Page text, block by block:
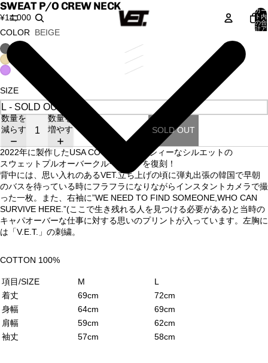
カー
ト内
の合
計ア
SWEAT P/O CREW NECK
¥14,000
COLOR
BEIGE
SIZE
数量を
減らす
数量を
増やす
SOLD OUT
2022年に製作したUSA COTTONでボクシィーなシルエットの
スウェットプルオーバークルーネックを復刻！
背中には、思い入れのあるVET.立ち上げの頃に弾丸出張の韓国で早朝
のバスを待っている時にフラフラになりながらインスタントカメラで撮
った一枚。また、右袖に”WE NEED TO FIND SOMEONE,WHO CAN
SURVIVE HERE.”(ここで生き残れる人を見つける必要がある)と当時の
キャパオーバーな仕事に対する思いのプリントが入っています。左胸に
は「V.E.T.」の刺繍。
COTTON 100%
項目/SIZE M
L
着丈
69cm
72cm
身幅
64cm
69cm
肩幅
59cm
62cm
袖丈
57cm 58cm